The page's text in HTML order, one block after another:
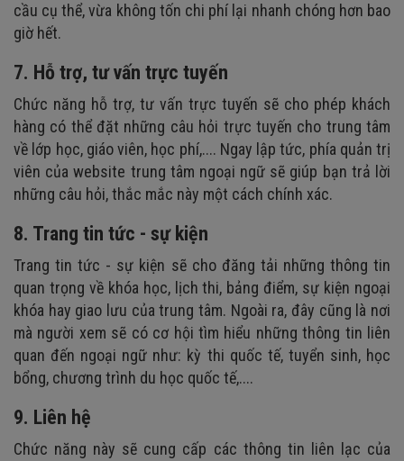
cầu cụ thể, vừa không tốn chi phí lại nhanh chóng hơn bao
giờ hết.
7. Hỗ trợ, tư vấn trực tuyến
Chức năng hỗ trợ, tư vấn trực tuyến sẽ cho phép khách
hàng có thể đặt những câu hỏi trực tuyến cho trung tâm
về lớp học, giáo viên, học phí,.... Ngay lập tức, phía quản trị
viên của website trung tâm ngoại ngữ sẽ giúp bạn trả lời
những câu hỏi, thắc mắc này một cách chính xác.
8. Trang tin tức - sự kiện
Trang tin tức - sự kiện sẽ cho đăng tải những thông tin
quan trọng về khóa học, lịch thi, bảng điểm, sự kiện ngoại
khóa hay giao lưu của trung tâm. Ngoài ra, đây cũng là nơi
mà người xem sẽ có cơ hội tìm hiểu những thông tin liên
quan đến ngoại ngữ như: kỳ thi quốc tế, tuyển sinh, học
bổng, chương trình du học quốc tế,....
9. Liên hệ
Chức năng này sẽ cung cấp các thông tin liên lạc của